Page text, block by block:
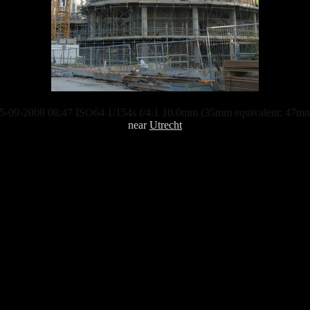
09-2008 08:47 ISO64 1/154s f/4.1 10.0mm (35mm equivalent:
nearUtrecht